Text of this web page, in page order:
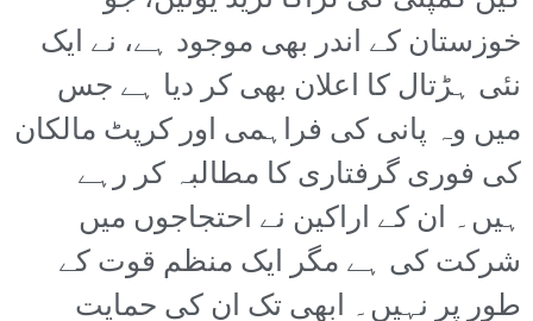
خوزستان کے اندر بھی موجود ہے، نے ایک
نئی ہڑتال کا اعلان بھی کر دیا ہے جس
میں وہ پانی کی فراہمی اور کرپٹ مالکان
کی فوری گرفتاری کا مطالبہ کر رہے
ہیں۔ ان کے اراکین نے احتجاجوں میں
شرکت کی ہے مگر ایک منظم قوت کے
طور پر نہیں۔ ابھی تک ان کی حمایت